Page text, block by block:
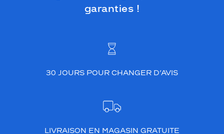
garanties !
30 JOURS POUR CHANGER D’AVIS
LIVRAISON EN MAGASIN GRATUITE